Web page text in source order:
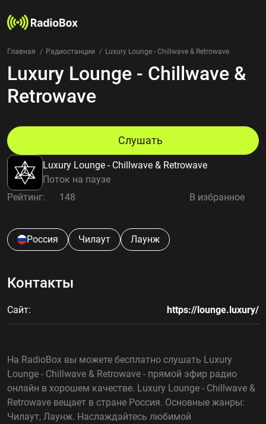
Радиостанции
Жанры
Страны
Избранное
Добавить радиостанцию
Контакты
Главная Радиостанции Luxury Lounge - Chillwave & Retrowave
Luxury Lounge - Chillwave &
Retrowave
Luxury Lounge - Chillwave & Retrowave
Поток на паузе
Слушать
Рейтинг: 148 В избранное
Россия Чилаут Лаунж
Контакты
Сайт: https://lounge.luxury/
На RadioBox вы можете бесплатно слушать Luxury
Lounge - Chillwave & Retrowave - прямой эфир радио
онлайн в хорошем качестве. Luxury Lounge - Chillwave &
Retrowave вещает в стране Россия. Основные жанры:
Чилаут, Лаунж. Наслаждайтесь любимой